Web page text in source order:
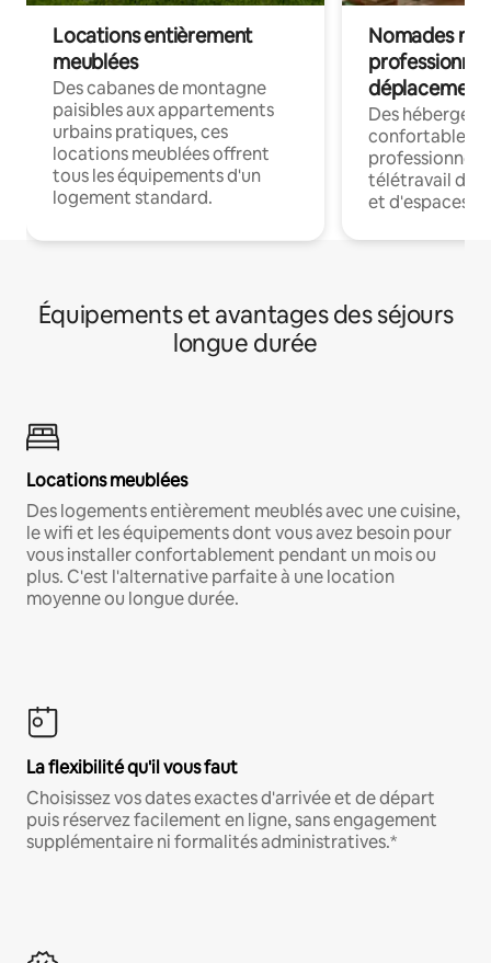
Locations entièrement
meublées
Des cabanes de montagne
paisibles aux appartements
urbains pratiques, ces
locations meublées offrent
tous les équipements d'un
logement standard.
Nomades
déplacement
Des
confortables
professionnels
télétravail
et d'espaces
Équipements et avantages des séjours
longue durée
Locations meublées
Des logements entièrement meublés avec une cuisine,
le wifi et les équipements dont vous avez besoin pour
vous installer confortablement pendant un mois ou
plus. C'est l'alternative parfaite à une location
moyenne ou longue durée.
La flexibilité qu'il vous faut
Choisissez vos dates exactes d'arrivée et de départ
puis réservez facilement en ligne, sans engagement
supplémentaire ni formalités administratives.*